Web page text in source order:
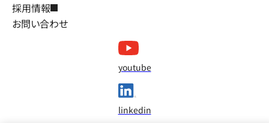
採用情報
お問い合わせ
youtube
linkedin